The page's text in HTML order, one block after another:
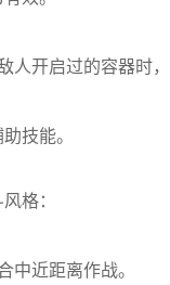
人开启过的容器时
技能。
格：
中近距离作战。